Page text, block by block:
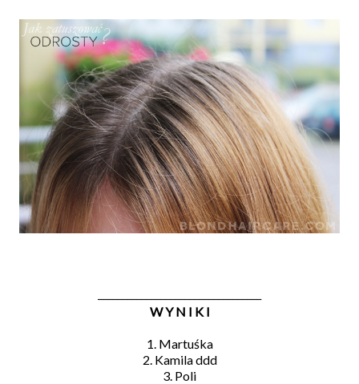
W Y N I K I
1. Martuśka
2. Kamila ddd
3. Poli